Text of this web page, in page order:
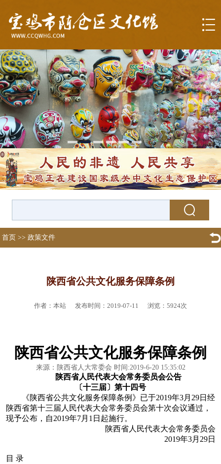
首页 >> 政策文件
陕西省公共文化服务保障条例
作者：本站 发布时间：2019-07-11 浏览： 5924次
陕西省公共文化服务保障条例
来源：陕西省人大常委会 时间 :2019-6-20 15:35:02
陕西省人民代表大会常务委员会公告
〔十三届〕第十四号
《陕西省公共文化服务保障条例》已于2019年3月29日经
陕西省第十三届人民代表大会常务委员会第十次会议通过，
现予公布，自2019年7月1日起施行。
陕西省人民代表大会常务委员会
2019年3月29日
目 录